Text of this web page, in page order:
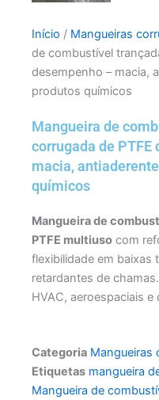
Início / Mangueiras
de combustível
desempenho – macia,
produtos químicos
Mangueira de
corrugada de
macia,
químicos
Mangueira de
PTFE multiuso com
flexibilidade em baixas
retardantes de
HVAC, aeroespaciais e
Categoria Mangueiras
Etiquetas mangueira
Mangueira de